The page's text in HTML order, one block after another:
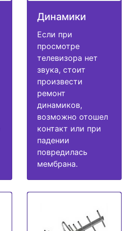
Динамики
Если при
просмотре
телевизора нет
звука, стоит
произвести
ремонт
динамиков,
возможно отошел
контакт или при
падении
повредилась
мембрана.